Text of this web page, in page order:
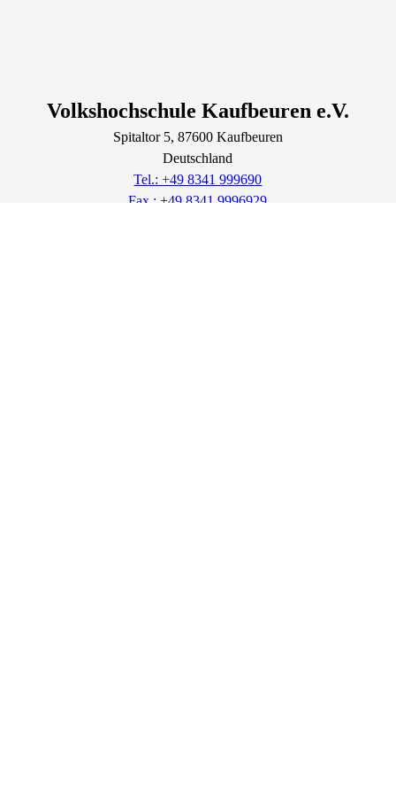
Volkshochschule Kaufbeuren e.V.
Spitaltor5, 87600 Kaufbeuren
Deutschland
Tel.: +49 8341 999690
Fax.: +49 8341 9996929